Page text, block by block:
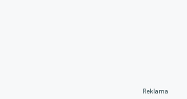
Reklama